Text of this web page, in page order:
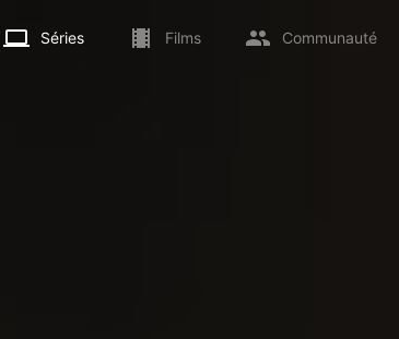
Séries Films Communauté